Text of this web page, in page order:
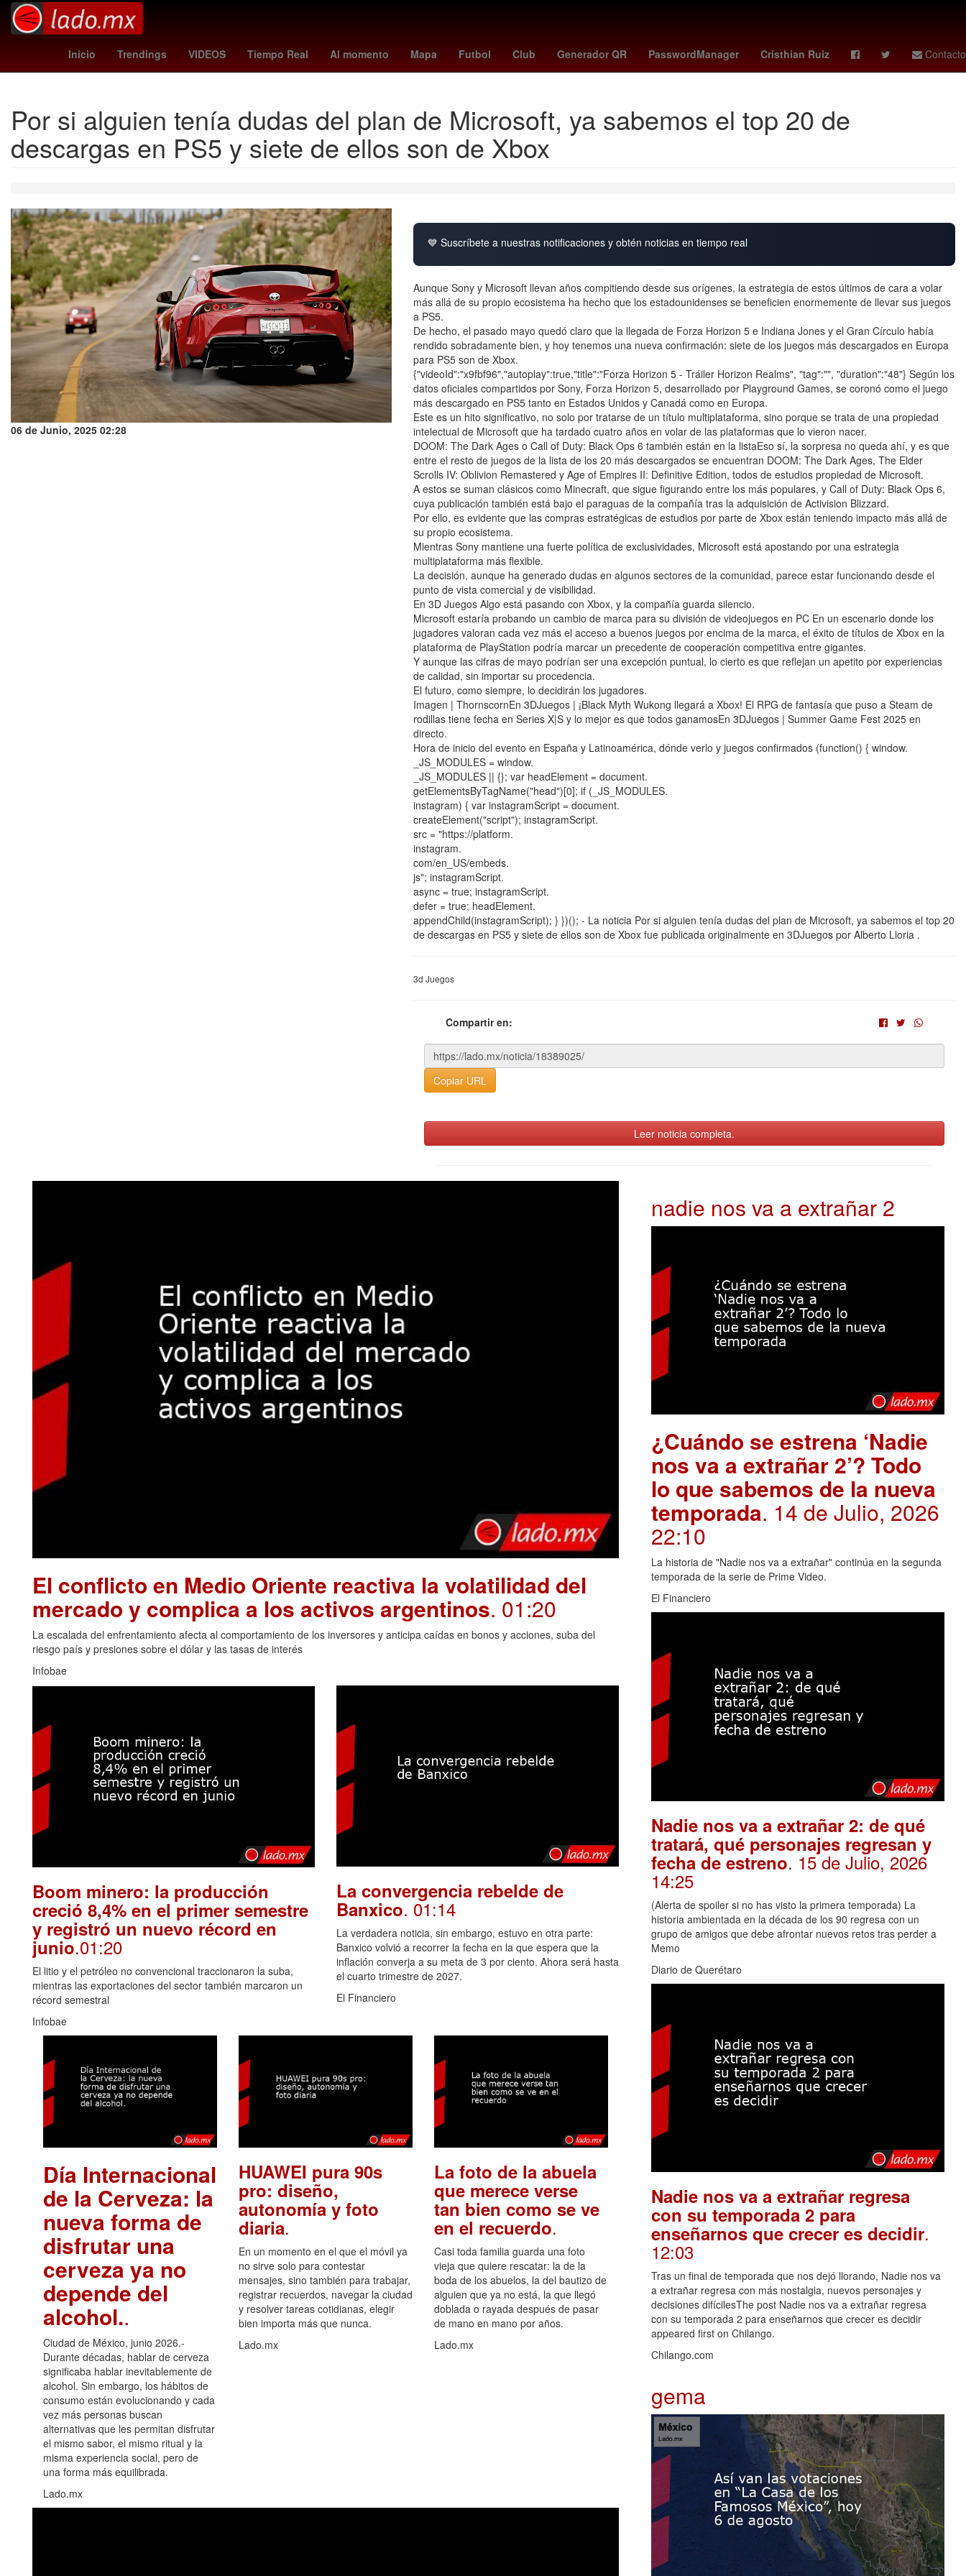
Inicio Trendings VIDEOS Tiempo Real Al momento Mapa Futbol Club Generador QR PasswordManager Cristhian Ruiz Contacto
Epidemiología Perú celular nokia 1100 Morena sassuolo - cremonese Tribunal Electoral del Poder Judicial de la Federación Juegos Olímpicos de París 2024 por Inmueble Baloncesto
Por si alguien tenía dudas del plan de Microsoft, ya sabemos el top 20 de
descargas en PS5 y siete de ellos son de Xbox
06 de Junio, 2025 02:28
💙 Suscríbete a nuestras notificaciones y obtén noticias en tiempo real
Aunque Sony y Microsoft llevan años compitiendo desde sus orígenes, la estrategia de estos últimos de cara a volar
más allá de su propio ecosistema ha hecho que los estadounidenses se beneficien enormemente de llevar sus juegos
a PS5.
De hecho, el pasado mayo quedó claro que la llegada de Forza Horizon 5 e Indiana Jones y el Gran Círculo había
rendido sobradamente bien, y hoy tenemos una nueva confirmación: siete de los juegos más descargados en Europa
para PS5 son de Xbox.
{"videoId":"x9fbf96","autoplay":true,"title":"Forza Horizon 5 - Tráiler Horizon Realms", "tag":"", "duration":"48"} Según los
datos oficiales compartidos por Sony, Forza Horizon 5, desarrollado por Playground Games, se coronó como el juego
más descargado en PS5 tanto en Estados Unidos y Canadá como en Europa.
Este es un hito significativo, no solo por tratarse de un título multiplataforma, sino porque se trata de una propiedad
intelectual de Microsoft que ha tardado cuatro años en volar de las plataformas que lo vieron nacer.
DOOM: The Dark Ages o Call of Duty: Black Ops 6 también están en la listaEso sí, la sorpresa no queda ahí, y es que
entre el resto de juegos de la lista de los 20 más descargados se encuentran DOOM: The Dark Ages, The Elder
Scrolls IV: Oblivion Remastered y Age of Empires II: Definitive Edition, todos de estudios propiedad de Microsoft.
A estos se suman clásicos como Minecraft, que sigue figurando entre los más populares, y Call of Duty: Black Ops 6,
cuya publicación también está bajo el paraguas de la compañía tras la adquisición de Activision Blizzard.
Por ello, es evidente que las compras estratégicas de estudios por parte de Xbox están teniendo impacto más allá de
su propio ecosistema.
Mientras Sony mantiene una fuerte política de exclusividades, Microsoft está apostando por una estrategia
multiplataforma más flexible.
La decisión, aunque ha generado dudas en algunos sectores de la comunidad, parece estar funcionando desde el
punto de vista comercial y de visibilidad.
En 3D Juegos Algo está pasando con Xbox, y la compañía guarda silencio.
Microsoft estaría probando un cambio de marca para su división de videojuegos en PC En un escenario donde los
jugadores valoran cada vez más el acceso a buenos juegos por encima de la marca, el éxito de títulos de Xbox en la
plataforma de PlayStation podría marcar un precedente de cooperación competitiva entre gigantes.
Y aunque las cifras de mayo podrían ser una excepción puntual, lo cierto es que reflejan un apetito por experiencias
de calidad, sin importar su procedencia.
El futuro, como siempre, lo decidirán los jugadores.
Imagen | ThornscornEn 3DJuegos | ¡Black Myth Wukong llegará a Xbox! El RPG de fantasía que puso a Steam de
rodillas tiene fecha en Series X|S y lo mejor es que todos ganamosEn 3DJuegos | Summer Game Fest 2025 en
directo.
Hora de inicio del evento en España y Latinoamérica, dónde verlo y juegos confirmados (function() { window.
_JS_MODULES = window.
_JS_MODULES || {}; var headElement = document.
getElementsByTagName("head")[0]; if (_JS_MODULES.
instagram) { var instagramScript = document.
createElement("script"); instagramScript.
src = "https://platform.
instagram.
com/en_US/embeds.
js"; instagramScript.
async = true; instagramScript.
defer = true; headElement.
appendChild(instagramScript); } })(); - La noticia Por si alguien tenía dudas del plan de Microsoft, ya sabemos el top 20
de descargas en PS5 y siete de ellos son de Xbox fue publicada originalmente en 3DJuegos por Alberto Lloria .
3d Juegos
Compartir en:
Copiar URL
Leer noticia completa.
El conflicto en Medio Oriente reactiva la volatilidad del
mercado y complica a los activos argentinos. 01:20
La escalada del enfrentamiento afecta al comportamiento de los inversores y anticipa caídas en bonos y acciones, suba del
riesgo país y presiones sobre el dólar y las tasas de interés
Infobae
Boom minero: la producción
creció 8,4% en el primer semestre
y registró un nuevo récord en
junio.01:20
El litio y el petróleo no convencional traccionaron la suba,
mientras las exportaciones del sector también marcaron un
récord semestral
Infobae
La convergencia rebelde de
Banxico. 01:14
La verdadera noticia, sin embargo, estuvo en otra parte:
Banxico volvió a recorrer la fecha en la que espera que la
inflación converja a su meta de 3 por ciento. Ahora será hasta
el cuarto trimestre de 2027.
El Financiero
Día Internacional
de la Cerveza: la
nueva forma de
disfrutar una
cerveza ya no
depende del
alcohol..
Ciudad de México, junio 2026.-
Durante décadas, hablar de cerveza
significaba hablar inevitablemente de
alcohol. Sin embargo, los hábitos de
consumo están evolucionando y cada
vez más personas buscan
alternativas que les permitan disfrutar
el mismo sabor, el mismo ritual y la
misma experiencia social, pero de
una forma más equilibrada.
Lado.mx
HUAWEI pura 90s
pro: diseño,
autonomía y foto
diaria.
En un momento en el que el móvil ya
no sirve solo para contestar
mensajes, sino también para trabajar,
registrar recuerdos, navegar la ciudad
y resolver tareas cotidianas, elegir
bien importa más que nunca.
Lado.mx
La foto de la abuela
que merece verse
tan bien como se ve
en el recuerdo.
Casi toda familia guarda una foto
vieja que quiere rescatar: la de la
boda de los abuelos, la del bautizo de
alguien que ya no está, la que llegó
doblada o rayada después de pasar
de mano en mano por años.
Lado.mx
nadie nos va a extrañar 2
¿Cuándo se estrena ‘Nadie
nos va a extrañar 2’? Todo
lo que sabemos de la nueva
temporada. 14 de Julio, 2026
22:10
La historia de "Nadie nos va a extrañar" continúa en la segunda
temporada de la serie de Prime Video.
El Financiero
Nadie nos va a extrañar 2: de qué
tratará, qué personajes regresan y
fecha de estreno. 15 de Julio, 2026
14:25
(Alerta de spoiler si no has visto la primera temporada) La
historia ambientada en la década de los 90 regresa con un
grupo de amigos que debe afrontar nuevos retos tras perder a
Memo
Diario de Querétaro
Nadie nos va a extrañar regresa
con su temporada 2 para
enseñarnos que crecer es decidir.
12:03
Tras un final de temporada que nos dejó llorando, Nadie nos va
a extrañar regresa con más nostalgia, nuevos personajes y
decisiones difícilesThe post Nadie nos va a extrañar regresa
con su temporada 2 para enseñarnos que crecer es decidir
appeared first on Chilango.
Chilango.com
gema